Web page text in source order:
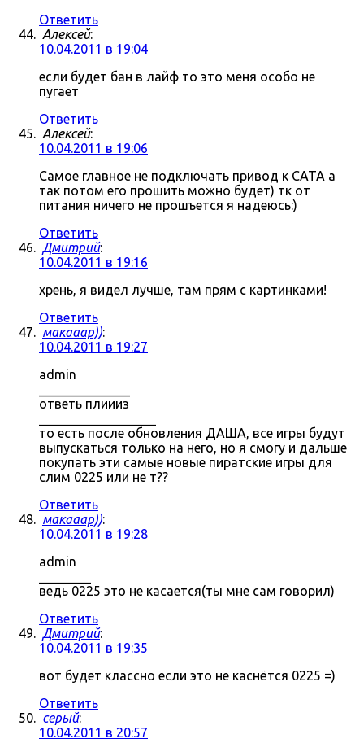
Ответить
Алексей:
10.04.2011 в 19:04
если будет бан в лайф то это меня особо не
пугает
Ответить
Алексей:
10.04.2011 в 19:06
Самое главное не подключать привод к САТА а
так потом его прошить можно будет) тк от
питания ничего не прошъется я надеюсь:)
Ответить
Дмитрий:
10.04.2011 в 19:16
хрень, я видел лучше, там прям с картинками!
Ответить
макааар)):
10.04.2011 в 19:27
admin
ответь плиииз
то есть после обновления ДАША, все игры будут
выпускаться только на него, но я смогу и дальше
покупать эти самые новые пиратские игры для
слим 0225 или не т??
Ответить
макааар)):
10.04.2011 в 19:28
admin
ведь 0225 это не касается(ты мне сам говорил)
Ответить
Дмитрий:
10.04.2011 в 19:35
вот будет классно если это не каснётся 0225 =)
Ответить
серый:
10.04.2011 в 20:57